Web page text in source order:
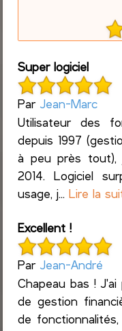
Super logiciel
Par Jean-Marc
Utilisateur des
depuis 1997
à peu près tout),
2014. Logiciel
usage, j...Lire la
Excellent !
Par Jean-André
Chapeau bas !
de gestion
de